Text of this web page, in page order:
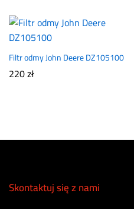
Filtr odmy John Deere DZ105100
220zł
Skontaktuj się z nami